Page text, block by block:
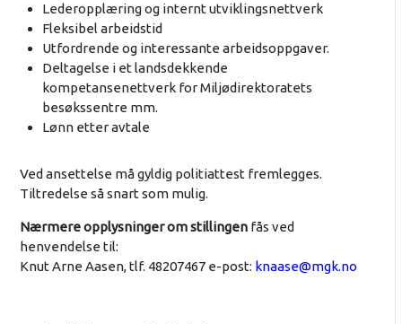
Lederopplæring og internt utviklingsnettverk
Fleksibel arbeidstid
Utfordrende og interessante arbeidsoppgaver.
Deltagelse i et landsdekkende
kompetansenettverk for Miljødirektoratets
besøkssentre mm.
Lønn etter avtale
Ved ansettelse må gyldig politiattest fremlegges.
Tiltredelse så snart som mulig.
Nærmere opplysninger om stillingenfås ved
henvendelse til:
Knut Arne Aasen, tlf. 48207467 e-post: knaase@mgk.no